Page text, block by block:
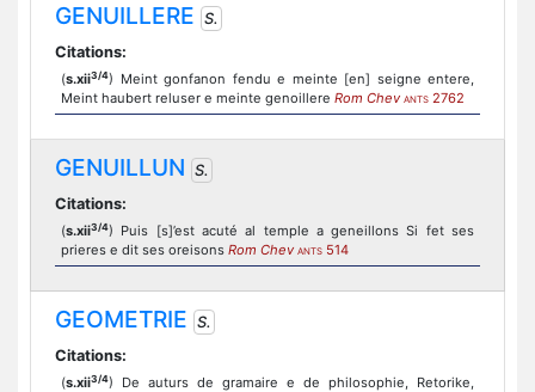
GENUILLERE S.
Citations:
(s.xii3/4) Meint gonfanon fendu e meinte [en] seigne entere,
Meint haubert reluser e meinte genoillere Rom Chev ANTS 2762
GENUILLUN S.
Citations:
(s.xii3/4) Puis [s]’est acuté al temple a geneillons Si fet ses
prieres e dit ses oreisons Rom Chev ANTS 514
GEOMETRIE S.
Citations:
(s.xii3/4) De auturs de gramaire e de philosophie, Retorike,